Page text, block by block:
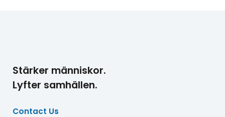
Stärker människor.
Lyfter samhällen.
Contact Us